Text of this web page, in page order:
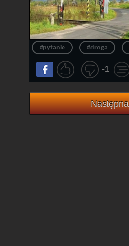
#pytanie #droga
-1
Następna